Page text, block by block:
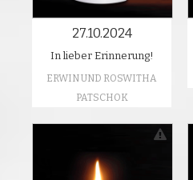
27.10.2024
In lieber Erinnerung!
ERWIN UND ROSWITHA
PATSCHOK